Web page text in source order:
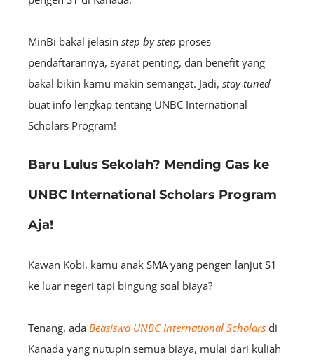
MinBi bakal jelasin step by step proses
pendaftarannya, syarat penting, dan benefit yang
bakal bikin kamu makin semangat. Jadi, stay tuned
buat info lengkap tentang UNBC International
Scholars Program!
Baru Lulus Sekolah? Mending Gas ke
UNBC International Scholars Program
Aja!
Kawan Kobi, kamu anak SMA yang pengen lanjut S1
ke luar negeri tapi bingung soal biaya?
Tenang, ada Beasiswa UNBC International Scholars di
Kanada yang nutupin semua biaya, mulai dari kuliah